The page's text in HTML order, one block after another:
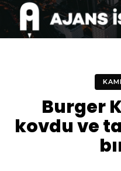
Burger
kovdu ve